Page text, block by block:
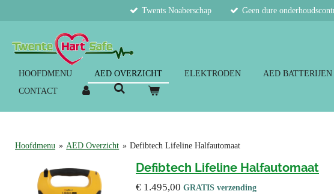
de
Twents Noaberschap Geen dure
HOOFDMENU AED OVERZICHT ELEKTRODEN AED BATTERIJEN
CONTACT
Hoofdmenu » AED Overzicht » Defibtech Lifeline Halfautomaat
Defibtech Lifeline Halfautomaat
€ 1.495,00 GRATIS verzending